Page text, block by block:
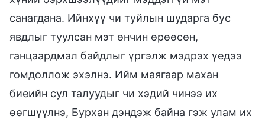
санагдана. Ийнхүү чи туйлын шударга бус
явдлыг туулсан мэт өнчин өрөөсөн,
ганцаардмал байдлыг үргэлж мэдрэх үедээ
гомдоллож эхэлнэ. Ийм маягаар махан
биеийн сул талуудыг чи хэдий чинээ их
өөгшүүлнэ, Бурхан дэндэж байна гэж улам их